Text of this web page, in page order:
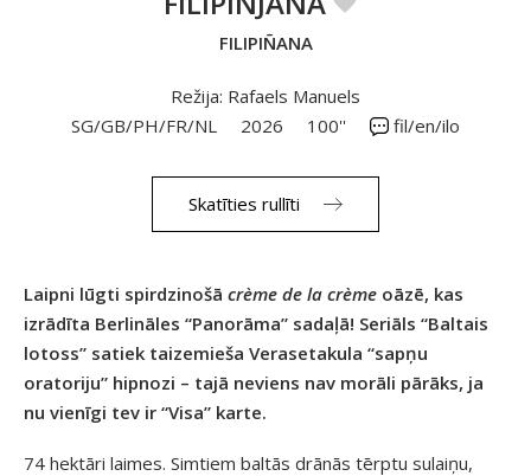
FILIPIÑANA
Režija: Rafaels Manuels
SG/GB/PH/FR/NL
2026 100'' fil/en/ilo
Skatīties rullīti
Laipni lūgti spirdzinošā crème de la crème oāzē, kas
izrādīta Berlināles “Panorāma” sadaļā! Seriāls “Baltais
lotoss” satiek taizemieša Verasetakula “sapņu
oratoriju” hipnozi – tajā neviens nav morāli pārāks, ja
nu vienīgi tev ir “Visa” karte.
74 hektāri laimes. Simtiem baltās drānās tērptu sulaiņu,